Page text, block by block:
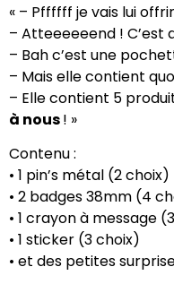
« – Pffffff je vais lui
– Atteeeeeend !
– Bah c’est une
– Mais elle contient
– Elle contient 5
à nous! »
Contenu :
• 1 pin’s métal (2 choix)
• 2 badges 38mm (4
• 1 crayon à message
• 1 sticker (3 choix)
• et des petites